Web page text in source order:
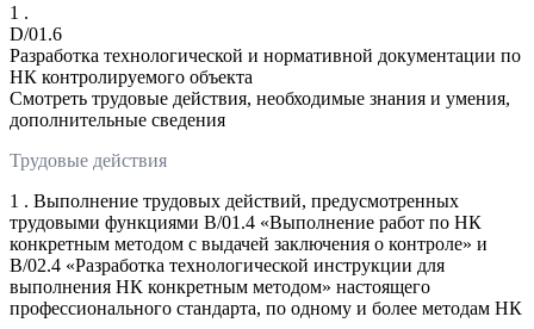
1 .
D/01.6
Разработка технологической и нормативной документации по
НК контролируемого объекта
Смотреть трудовые действия, необходимые знания и умения,
дополнительные сведения
Трудовые действия
1 . Выполнение трудовых действий, предусмотренных
трудовыми функциями B/01.4 «Выполнение работ по НК
конкретным методом с выдачей заключения о контроле» и
B/02.4 «Разработка технологической инструкции для
выполнения НК конкретным методом» настоящего
профессионального стандарта, по одному и более методам НК